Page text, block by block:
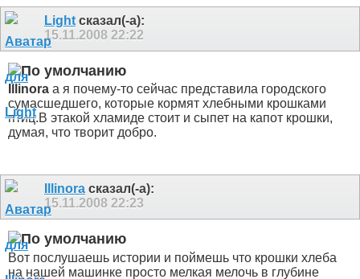
Light сказал(-а):
15.11.2008 22:22
Illinora а я почему-то сейчас представила городского
сумасшедшего, которые кормят хлебными крошками
птиц.В этакой хламиде стоит и сыпет на капот крошки,
думая, что творит добро.
Illinora сказал(-а):
15.11.2008 22:23
Вот послушаешь истории и поймешь что крошки хлеба
на нашей машинке просто мелкая мелочь в глубине